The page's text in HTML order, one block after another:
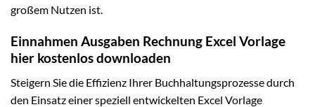
großem Nutzen ist.
Einnahmen Ausgaben Rechnung Excel Vorlage
hier kostenlos downloaden
Steigern Sie die Effizienz Ihrer Buchhaltungsprozesse durch
den Einsatz einer speziell entwickelten Excel Vorlage